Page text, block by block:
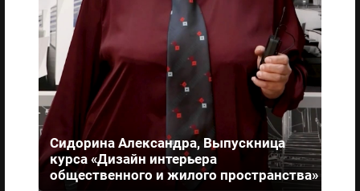
Сидорина Александра, Выпускница
курса «Дизайн интерьера
общественного и жилого пространства»